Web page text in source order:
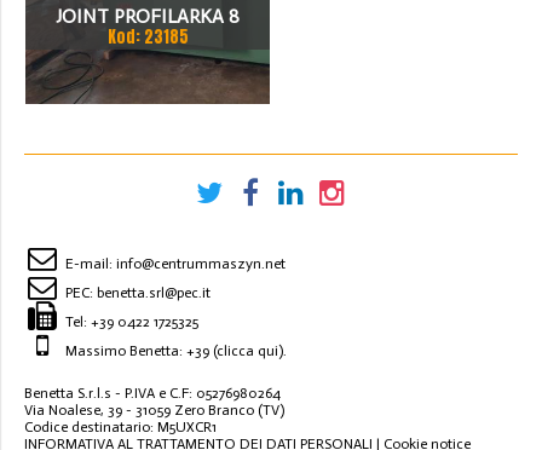
JOINT PROFILARKA 8
STACJI
Kod: 23185
E-mail: info@centrummaszyn.net
PEC: benetta.srl@pec.it
Tel: +39 0422 1725325
Massimo Benetta: +39 (clicca qui).
Benetta S.r.l.s - P.IVA e C.F: 05276980264
Via Noalese, 39 - 31059 Zero Branco (TV)
Codice destinatario: M5UXCR1
INFORMATIVA AL TRATTAMENTO DEI DATI PERSONALI | Cookie notice